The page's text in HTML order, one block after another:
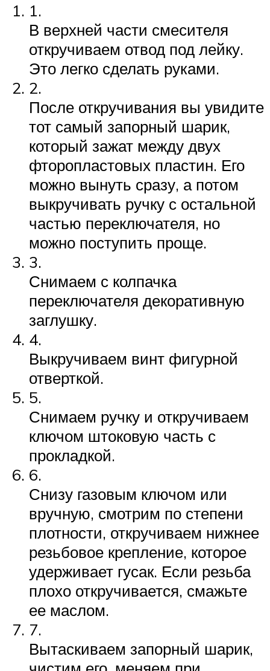
1.
В верхней части смесителя
откручиваем отвод под лейку.
Это легко сделать руками.
2.
После откручивания вы увидите
тот самый запорный шарик,
который зажат между двух
фторопластовых пластин. Его
можно вынуть сразу, а потом
выкручивать ручку с остальной
частью переключателя, но
можно поступить проще.
3.
Снимаем с колпачка
переключателя декоративную
заглушку.
4.
Выкручиваем винт фигурной
отверткой.
5.
Снимаем ручку и откручиваем
ключом штоковую часть с
прокладкой.
6.
Снизу газовым ключом или
вручную, смотрим по степени
плотности, откручиваем нижнее
резьбовое крепление, которое
удерживает гусак. Если резьба
плохо откручивается, смажьте
ее маслом.
7.
Вытаскиваем запорный шарик,